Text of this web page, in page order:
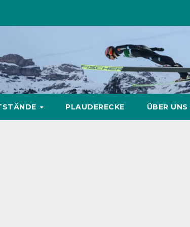
PLAUDERECKE ÜBER UNS